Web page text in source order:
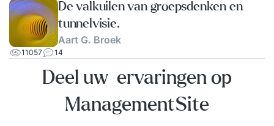
De valkuilen van groepsdenken en
tunnelvisie.
Aart G. Broek
11057 14
Deel uw ervaringen op
ManagementSite